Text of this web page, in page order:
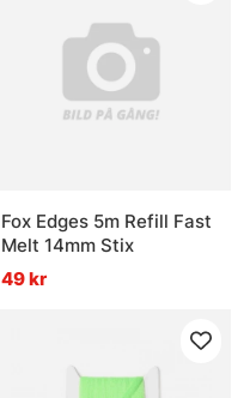
Fox Edges 5m Refill Fast
Melt 14mm Stix
49 kr